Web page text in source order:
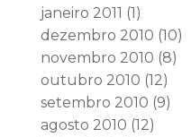
janeiro 2011 (1)
dezembro 2010 (10)
novembro 2010 (8)
outubro 2010 (12)
setembro 2010 (9)
agosto 2010 (12)